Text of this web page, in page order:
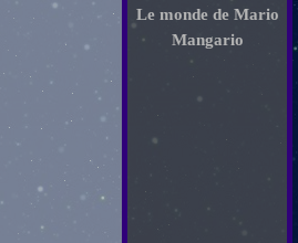
Le monde de Mario
Mangario